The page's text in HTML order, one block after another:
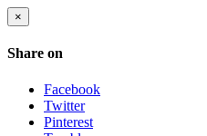
×
Share on
Facebook
Twitter
Pinterest